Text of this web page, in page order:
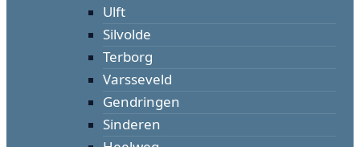
Ulft
Silvolde
Terborg
Varsseveld
Gendringen
Sinderen